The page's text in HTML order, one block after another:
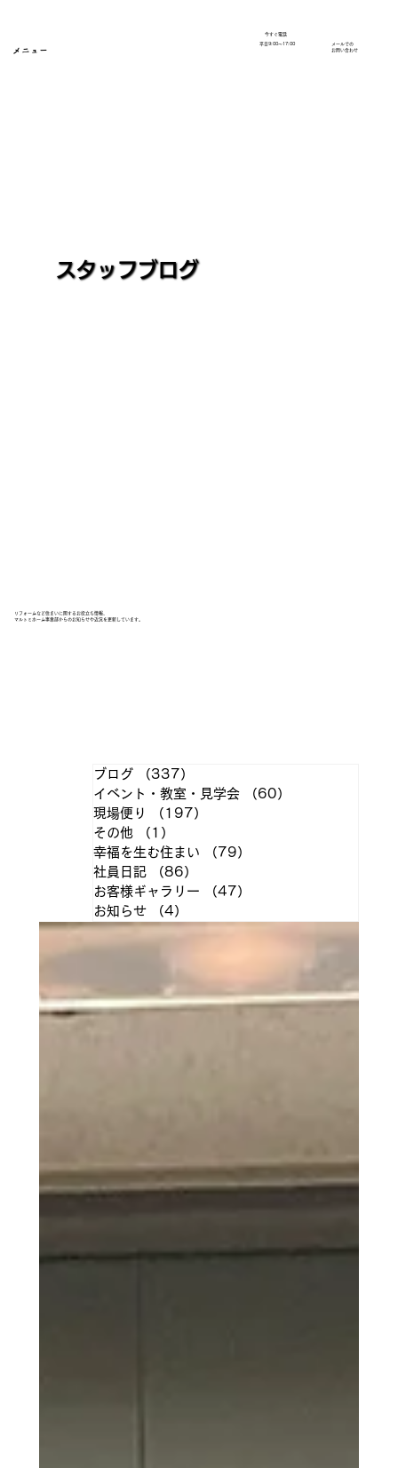
メニュー
今すぐ電話
​平日9:00～17:00
メールでの
​お問い合わせ
スタッフブログ
リフォームなど住まいに関するお役立ち情報、
マルトミホーム事業部からのお知らせや近況を更新しています。
ブログ （337）
イベント・教室・見学会
（60）
現場便り
（197）
その他
（1）
幸福を生む住まい
（79）
社員日記
（86）
お客様ギャラリー
（47）
お知らせ
（4）